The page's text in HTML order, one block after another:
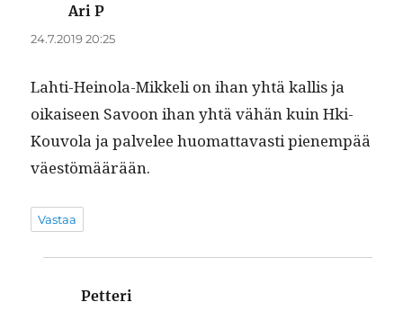
Ari P
24.7.2019 20:25
Lahti-Heino­la-Mikke­li on ihan yhtä kallis ja
oikaiseen Savoon ihan yhtä vähän kuin Hki-
Kou­vola ja palvelee huo­mat­tavasti pienem­pää
väestömäärään.
Vastaa
Petteri